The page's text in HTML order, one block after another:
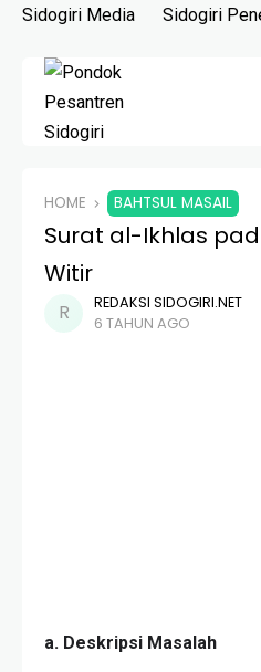
Skip
content
Sidogiri Media Sidogiri
HOME BAHTSUL MASAIL
Surat al-Ikhlas
Witir
REDAKSI SIDOGIRI.NET
6 TAHUN AGO
a. Deskripsi Masalah